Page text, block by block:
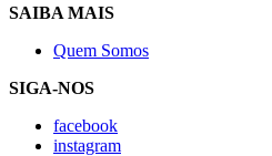
SAIBA MAIS
Quem Somos
SIGA-NOS
facebook
instagram